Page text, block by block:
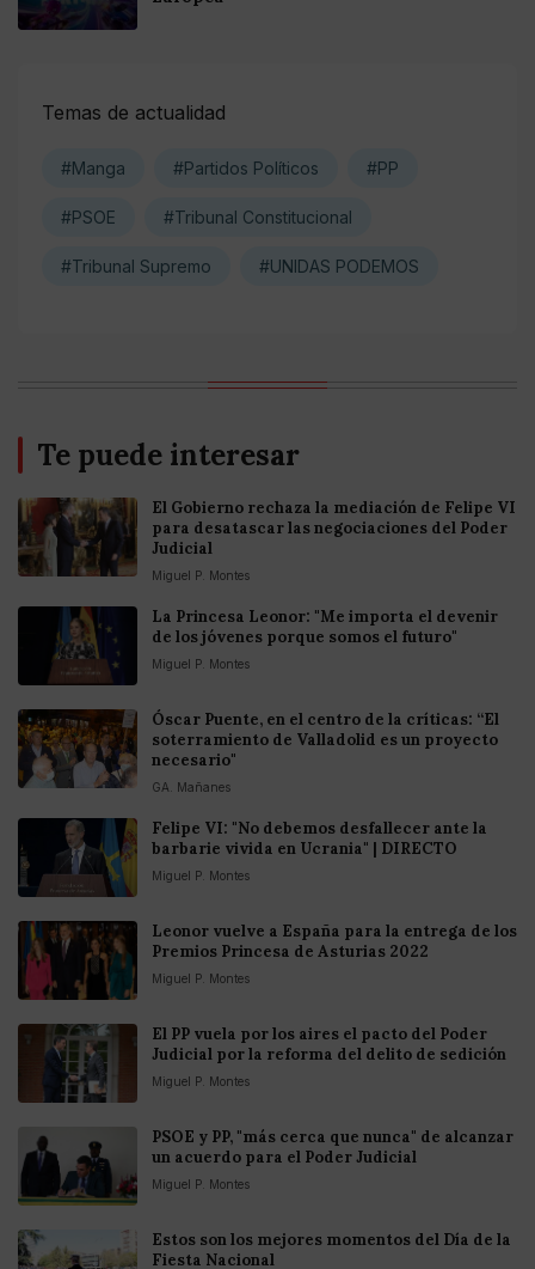
Temas de actualidad
#Manga #Partidos Políticos #PP
#PSOE #Tribunal Constitucional
#Tribunal Supremo #UNIDAS PODEMOS
Te puede interesar
El Gobierno rechaza la mediación de Felipe VI
para desatascar las negociaciones del Poder
Judicial
Miguel P. Montes
La Princesa Leonor: "Me importa el devenir
de los jóvenes porque somos el futuro"
Miguel P. Montes
Óscar Puente, en el centro de la críticas: “El
soterramiento de Valladolid es un proyecto
necesario"
GA. Mañanes
Felipe VI: "No debemos desfallecer ante la
barbarie vivida en Ucrania" | DIRECTO
Miguel P. Montes
Leonor vuelve a España para la entrega de los
Premios Princesa de Asturias 2022
Miguel P. Montes
El PP vuela por los aires el pacto del Poder
Judicial por la reforma del delito de sedición
Miguel P. Montes
PSOE y PP, "más cerca que nunca" de alcanzar
un acuerdo para el Poder Judicial
Miguel P. Montes
Estos son los mejores momentos del Día de la
Fiesta Nacional